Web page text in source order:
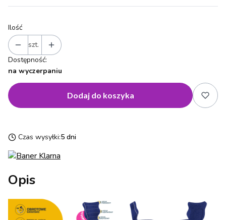
Ilość
szt.
Dostępność:
na wyczerpaniu
Dodaj do koszyka
Czas wysyłki:5 dni
Opis